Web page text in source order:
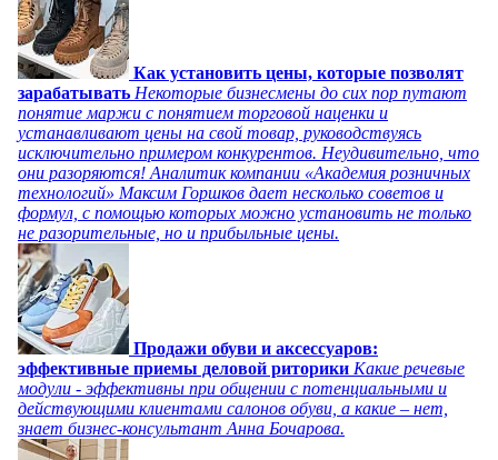
Как установить цены, которые позволят
зарабатывать Некоторые бизнесмены до сих пор путают
понятие маржи с понятием торговой наценки и
устанавливают цены на свой товар, руководствуясь
исключительно примером конкурентов. Неудивительно, что
они разоряются! Аналитик компании «Академия розничных
технологий» Максим Горшков дает несколько советов и
формул, с помощью которых можно установить не только
не разорительные, но и прибыльные цены.
Продажи обуви и аксессуаров:
эффективные приемы деловой риторики Какие речевые
модули - эффективны при общении с потенциальными и
действующими клиентами салонов обуви, а какие – нет,
знает бизнес-консультант Анна Бочарова.